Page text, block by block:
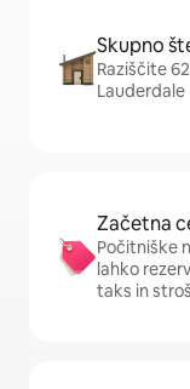
Skupno
Raziščite
Lauderdale
Začetna
Počitniške
lahko
taks in